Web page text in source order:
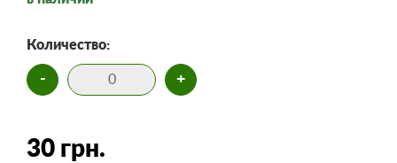
Количество:
- +
30 грн.